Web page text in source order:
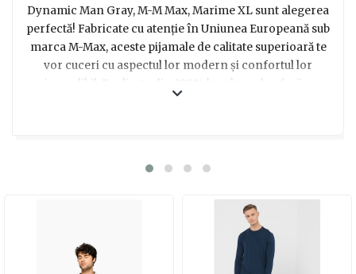
Dynamic Man Gray, M-M Max, Marime XL sunt alegerea
perfectă! Fabricate cu atenție în Uniunea Europeană sub
marca M-Max, aceste pijamale de calitate superioară te
vor cuceri cu aspectul lor modern și confortul lor
incredibil. Realizate din 100% bumbac, ele oferă o
înalte de până la 188 cm și cu un bust de până la 116 cm.
Dynamic Man Gray sunt potrivite pentru orice stil.
Indiferent dacă le alegi ca un cadou surpriză sau pentru
a-i oferi un moment de răsfăț în confortul casei, aceste
pijamale sunt cu siguranță o opțiune excelentă. Așa că